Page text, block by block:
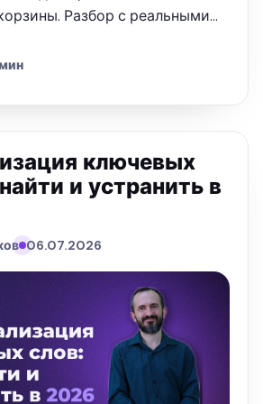
Разбор с реальными
ключевых
и устранить в
06.07.2026